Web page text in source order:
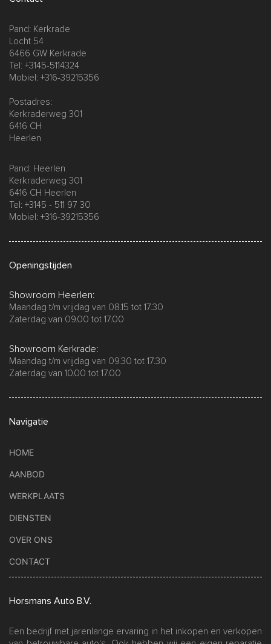
Pand: Kerkrade
Locht 54
6466 GW Kerkrade
Tel: +3145-5114324
Mobiel: +316-39215356
Postadres:
Kerkraderweg 301
6416 CH
Heerlen
Pand: Heerlen
Kerkraderweg 301
6416 CH Heerlen
Tel: +3145 - 511 97 30
Mobiel: +316-39215356
Openingstijden
Showroom Heerlen:
Maandag t/m vrijdag van 08.15 tot 17.30
Zaterdag van 09.00 tot 17.00
Showroom Kerkrade:
Maandag t/m vrijdag van 09.30 tot 17.30
Zaterdag van 10.00 tot 17.00
Navigatie
HOME
AANBOD
WERKPLAATS
DIENSTEN
OVER ONS
CONTACT
Horsmans Auto B.V.
Een bedrijf met jarenlange ervaring in het inkopen en verkopen